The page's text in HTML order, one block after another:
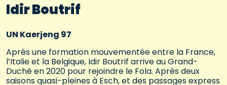
Idir Boutrif
UN Kaerjeng 97
Après une formation mouvementée entre la France,
l’Italie et la Belgique, Idir Boutrif arrive au Grand-
Duché en 2020 pour rejoindre le Fola. Après deux
saisons quasi-pleines à Esch, et des passages express